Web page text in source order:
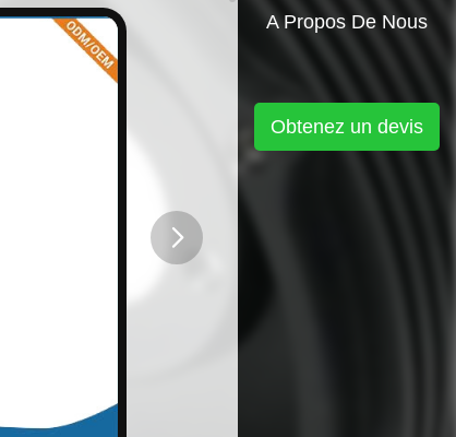
button
A Propos De Nous
Obtenez un devis